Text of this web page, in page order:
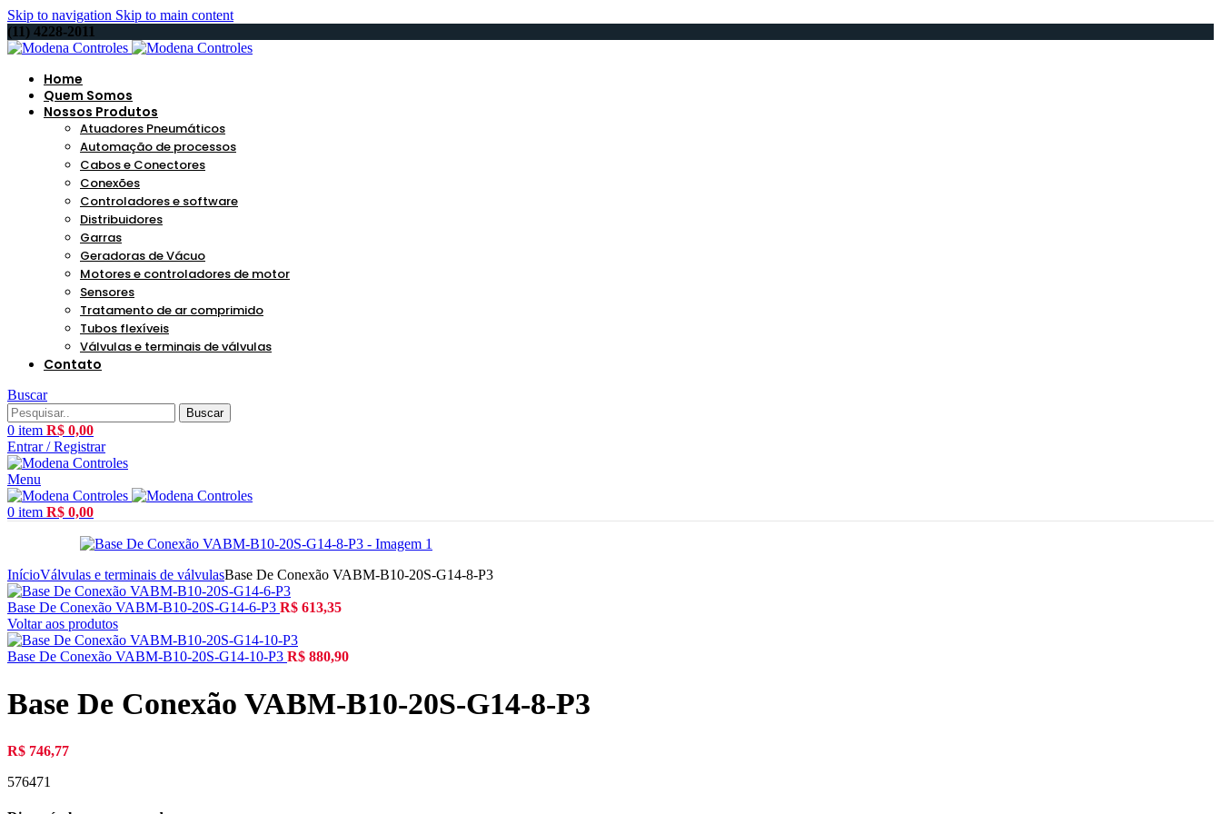
Skip to navigation Skip to main content
(11) 4228-2011
Home
Quem Somos
Nossos Produtos
Atuadores Pneumáticos
Automação de processos
Cabos e Conectores
Conexões
Controladores e software
Distribuidores
Garras
Geradoras de Vácuo
Motores e controladores de motor
Sensores
Tratamento de ar comprimido
Tubos flexíveis
Válvulas e terminais de válvulas
Contato
Buscar
Buscar
0 item R$ 0,00
Entrar / Registrar
Menu
0 item R$ 0,00
InícioVálvulas e terminais de válvulasBase De Conexão VABM-B10-20S-G14-8-P3
Base De Conexão VABM-B10-20S-G14-6-P3 R$ 613,35
Voltar aos produtos
Base De Conexão VABM-B10-20S-G14-10-P3 R$ 880,90
Base De Conexão VABM-B10-20S-G14-8-P3
R$ 746,77
576471